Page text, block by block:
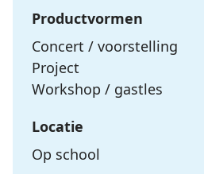
Productvormen
Concert / voorstelling
Project
Workshop / gastles
Locatie
Op school